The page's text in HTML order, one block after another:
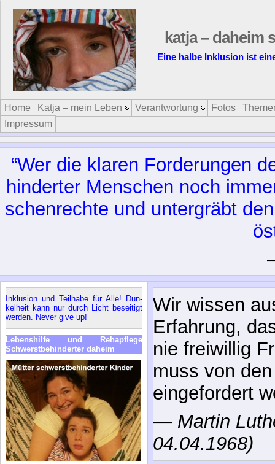
katja – daheim
Eine halbe Inklusion ist
Home Katja – mein Leben Verantwortung Fotos
Impressum
“Wer die kla­ren For­de­run­gen
hin­der­ter Men­schen noch
schen­rech­te und un­ter­gräbt
In­klu­si­on und Teil­ha­be für Al­le! Dun­
kel­heit kann nur durch Licht be­sei­tigt
wer­den. Ne­ver gi­ve up!
Le­bens­hil­fe und Re­h­a­pfle­ge
Schwerst­be­hin­der­ter da­heim
Wir wissen
Erfahrung,
nie freiwillig
muss von
eingefordert
— Martin
04.04.1968)